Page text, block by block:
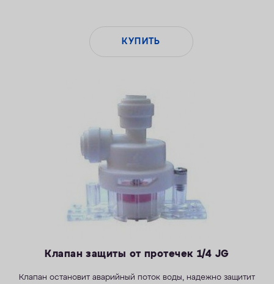
КУПИТЬ
Клапан защиты от протечек 1/4 JG
Клапан остановит аварийный поток воды, надежно защитит